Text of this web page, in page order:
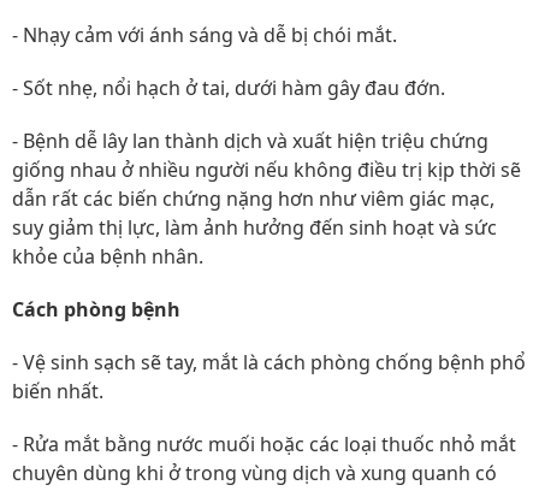
- Nhạy cảm với ánh sáng và dễ bị chói mắt.
- Sốt nhẹ, nổi hạch ở tai, dưới hàm gây đau đớn.
- Bệnh dễ lây lan thành dịch và xuất hiện triệu chứng
giống nhau ở nhiều người nếu không điều trị kịp thời sẽ
dẫn rất các biến chứng nặng hơn như viêm giác mạc,
suy giảm thị lực, làm ảnh hưởng đến sinh hoạt và sức
khỏe của bệnh nhân.
Cách phòng bệnh
- Vệ sinh sạch sẽ tay, mắt là cách phòng chống bệnh phổ
biến nhất.
- Rửa mắt bằng nước muối hoặc các loại thuốc nhỏ mắt
chuyên dùng khi ở trong vùng dịch và xung quanh có